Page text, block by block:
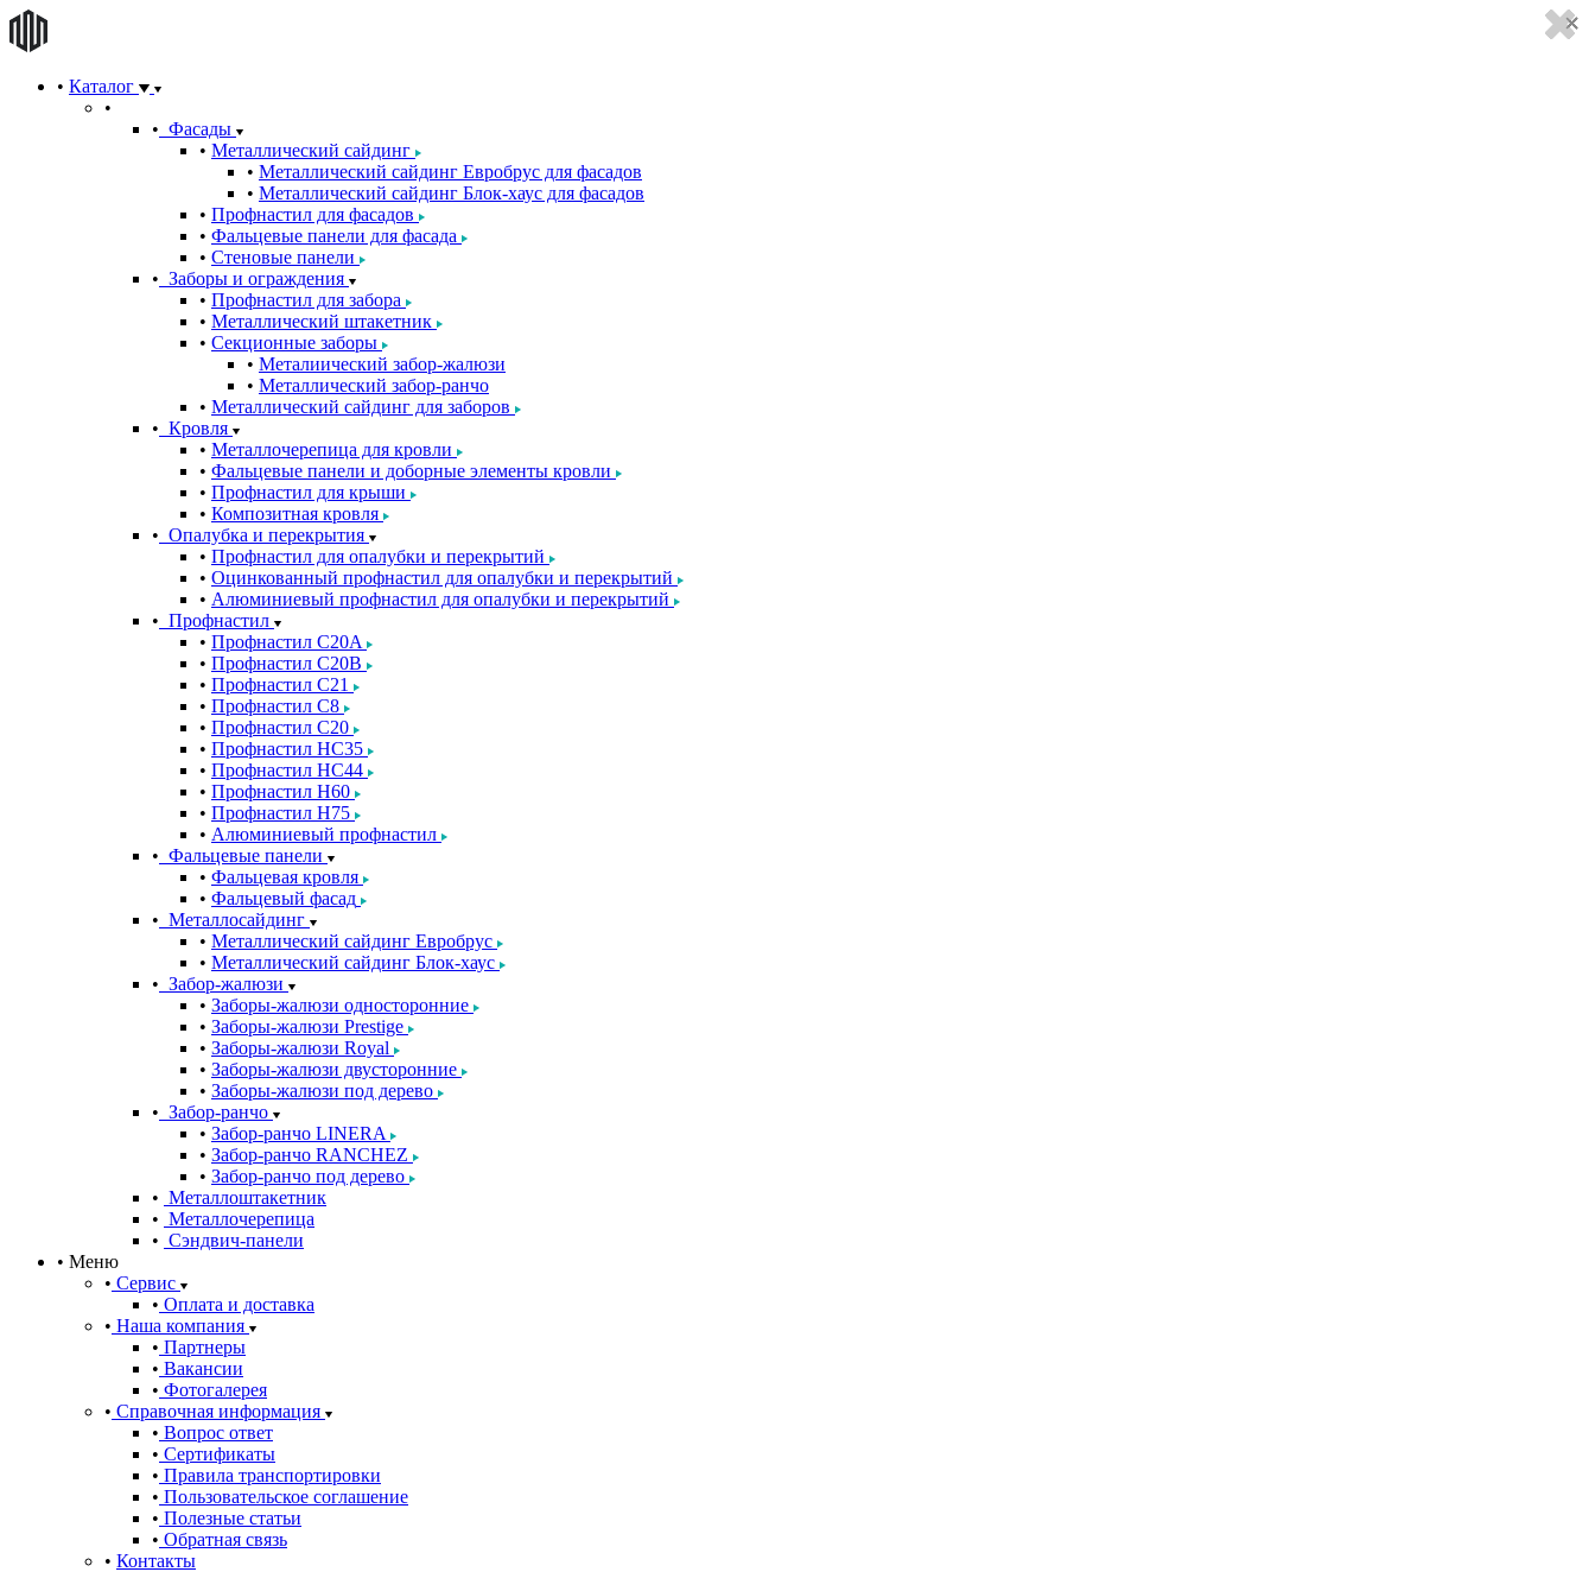
Каталог
Фасады
Металлический сайдинг
Металлический сайдинг Евробрус для фасадов
Металлический сайдинг Блок-хаус для фасадов
Профнастил для фасадов
Фальцевые панели для фасада
Стеновые панели
Заборы и ограждения
Профнастил для забора
Металлический штакетник
Секционные заборы
Металиический забор-жалюзи
Металлический забор-ранчо
Металлический сайдинг для заборов
Кровля
Металлочерепица для кровли
Фальцевые панели и доборные элементы кровли
Профнастил для крыши
Композитная кровля
Опалубка и перекрытия
Профнастил для опалубки и перекрытий
Оцинкованный профнастил для опалубки и перекрытий
Алюминиевый профнастил для опалубки и перекрытий
Профнастил
Профнастил С20A
Профнастил С20B
Профнастил С21
Профнастил С8
Профнастил С20
Профнастил НС35
Профнастил НС44
Профнастил Н60
Профнастил Н75
Алюминиевый профнастил
Фальцевые панели
Фальцевая кровля
Фальцевый фасад
Металлосайдинг
Металлический сайдинг Евробрус
Металлический сайдинг Блок-хаус
Забор-жалюзи
Заборы-жалюзи односторонние
Заборы-жалюзи Prestige
Заборы-жалюзи Royal
Заборы-жалюзи двусторонние
Заборы-жалюзи под дерево
Забор-ранчо
Забор-ранчо LINERA
Забор-ранчо RANCHEZ
Забор-ранчо под дерево
Металлоштакетник
Металлочерепица
Сэндвич-панели
Меню
Сервис
Оплата и доставка
Наша компания
Партнеры
Вакансии
Фотогалерея
Справочная информация
Вопрос ответ
Сертификаты
Правила транспортировки
Пользовательское соглашение
Полезные статьи
Обратная связь
Контакты